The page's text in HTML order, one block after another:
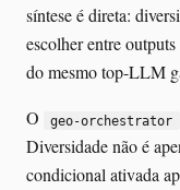
síntese é direta:
escolher entre
do mesmo top-LLM
O
geo-orchestrator
Diversidade não é
condicional ativada